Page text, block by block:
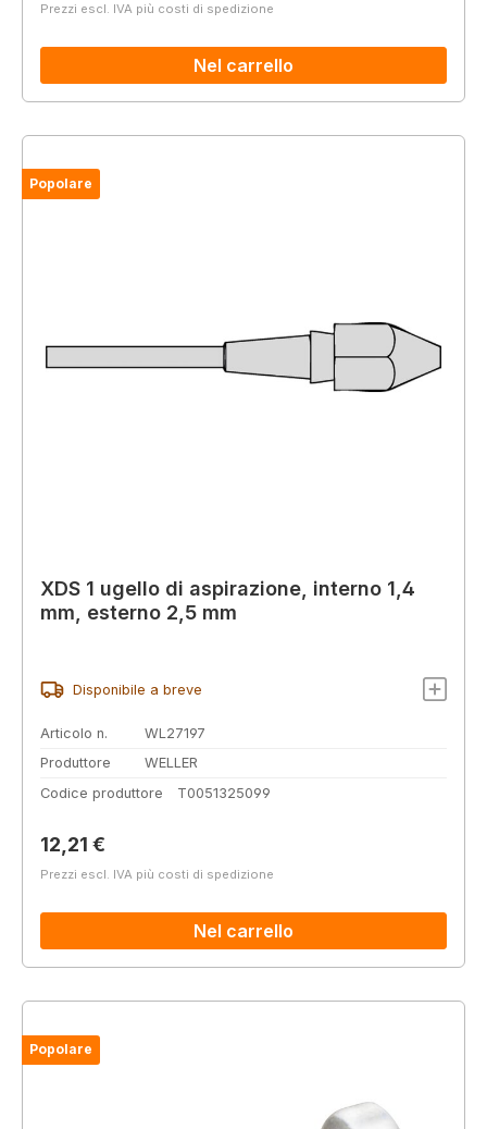
Prezzi escl. IVA più costi di spedizione
Nel carrello
Popolare
XDS 1 ugello di aspirazione, interno 1,4
mm, esterno 2,5 mm
Disponibile a breve
Articolo n.
WL27197
Produttore
WELLER
Codice produttore
T0051325099
Prezzo normale:
12,21 €
Prezzi escl. IVA più costi di spedizione
Nel carrello
Popolare